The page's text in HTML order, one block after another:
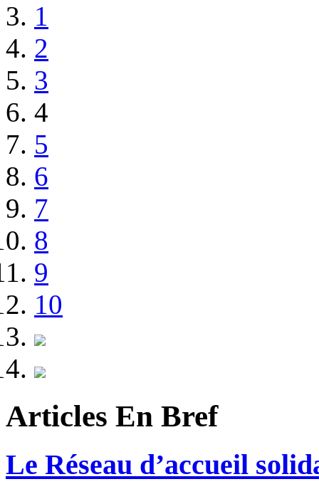
1
2
3
4
5
6
7
8
9
10
Articles En Bref
Le Réseau d’accueil